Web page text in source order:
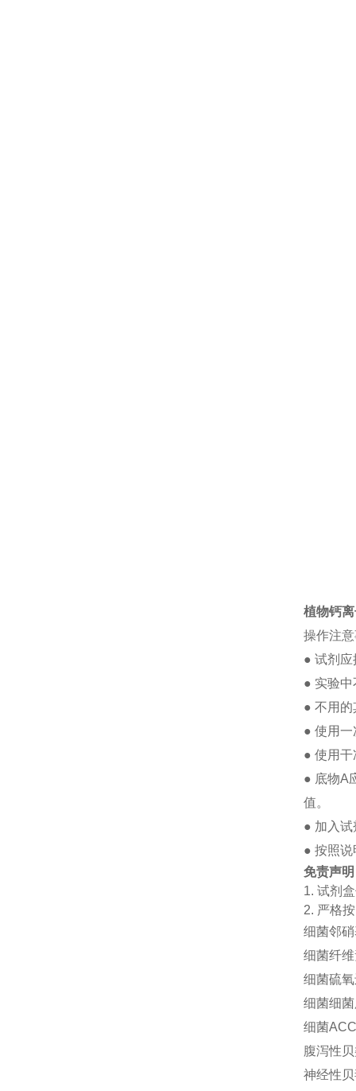
植物钙
操作注
● 试剂应
● 实验
● 不用的
● 使用一
● 使用干
● 底物A
值。
● 加入
● 按照说
免责声明
1. 试剂
2. 严格
细菌邻
细菌纤
细菌硫
细菌细
细菌
腹泻性
神经性